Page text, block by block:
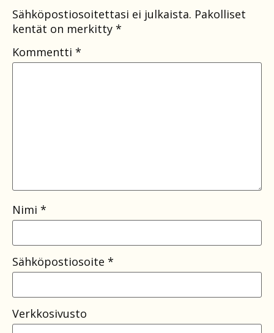
Sähköpostiosoitettasi ei julkaista. Pakolliset
kentät on merkitty *
Kommentti *
Nimi *
Sähköpostiosoite *
Verkkosivusto